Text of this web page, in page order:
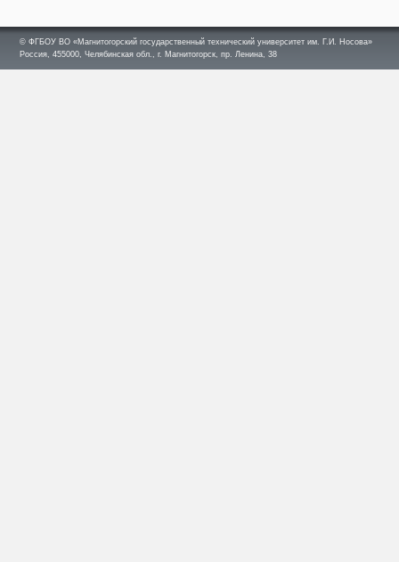
© ФГБОУ ВО «Магнитогорский государственный технический университет им. Г.И. Носова»
Россия, 455000, Челябинская обл., г. Магнитогорск, пр. Ленина, 38